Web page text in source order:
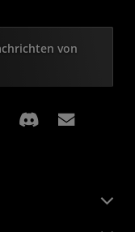
von
Facebook